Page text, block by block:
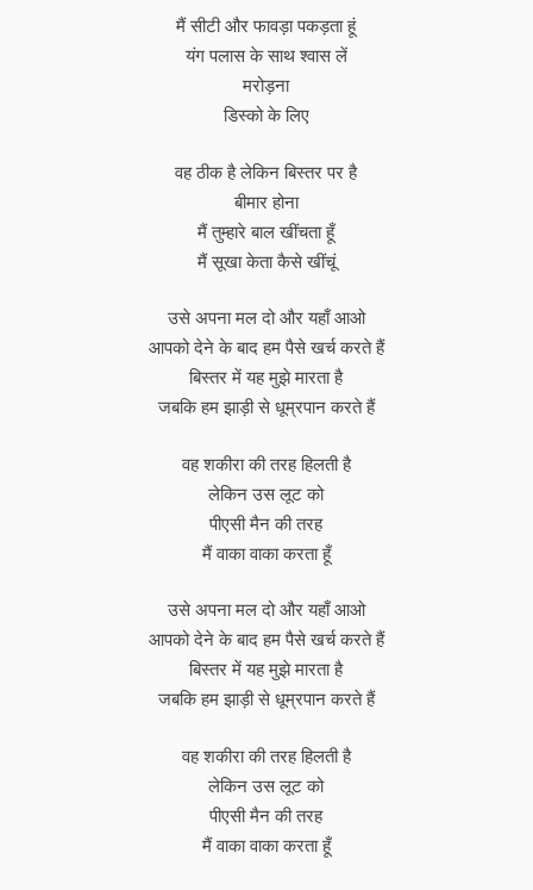
मैं सीटी और फावड़ा पकड़ता हूं
यंग पलास के साथ श्वास लें
मरोड़ना
डिस्को के लिए
वह ठीक है लेकिन बिस्तर पर है
बीमार होना
मैं तुम्हारे बाल खींचता हूँ
मैं सूखा केता कैसे खींचूं
उसे अपना मल दो और यहाँ आओ
आपको देने के बाद हम पैसे खर्च करते हैं
बिस्तर में यह मुझे मारता है
जबकि हम झाड़ी से धूम्रपान करते हैं
वह शकीरा की तरह हिलती है
लेकिन उस लूट को
पीएसी मैन की तरह
मैं वाका वाका करता हूँ
उसे अपना मल दो और यहाँ आओ
आपको देने के बाद हम पैसे खर्च करते हैं
बिस्तर में यह मुझे मारता है
जबकि हम झाड़ी से धूम्रपान करते हैं
वह शकीरा की तरह हिलती है
लेकिन उस लूट को
पीएसी मैन की तरह
मैं वाका वाका करता हूँ